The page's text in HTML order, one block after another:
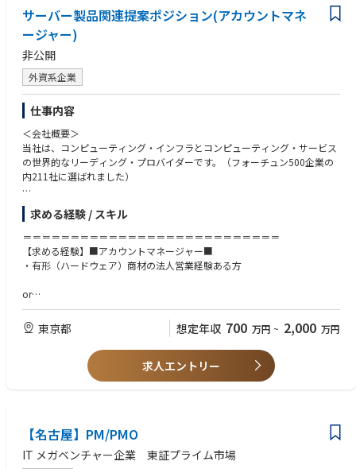
■自律思考型 AIエージェントを目指した戦略立案から コンサルティングま
でワンストップで提供
Gen-AX株式会社では、自社データを活用して賢く育てていく、照会応答を
支援するプロダクトである『X-Boost（クロスブースト）』の提供に加
え、自律思考型AIの音声応対ソリューション『X-Ghost（クロスゴース
ト）』の正式提供を開始しました。（2025年11月）
自律思考型 企業向けAIエージェントのサービス開発／提供とともに、業務
に組み込んでいく際に必要となるAI時代に適した「業務刷新の戦略／ロー
ドマップの策定、生成AI ReadyなKPIの設計・データモデルの設計、組織
設計」のコンサルティングサービスを一気通貫で提供いたします。
■ナレッジ伴走型AIオペレーター 『X-Boost（クロスブースト）』
金融、小売り／サービス、製造業を中心としたコンタクトセンターなどの
問い合わせ業務において複雑なB to B to Cの照会応答業務の効率化を目的
とした、生成AI SaaSプラットフォームです。
X-Boost プロダクトページ
https://x-boost.gen-ax.co.jp/
自律型AIオペレーター『X-Ghost（クロスゴースト）』の正式提供を開始
しました。（2025年11月）コンタクトセンターにおけるさまざまな問い
合わせに対し、AIオペレーターとして自律思考型で、人間らしい自然な会
話で音声対話を行い、人間のオペレーターと共に企業の価値貢献を担うこ
とを目指します。
X-Ghost プレスリリース
https://www.gen-ax.co.jp/news/press/20251110-01/
■Mission
自律に自立を融合し、次の"流れ"を生成する
・Pythonを用いたデータ処理、特徴量エンジニアリング、評価設計の高度
化・標準化
・本番運用を見据えたMLOps設計、モデルの継続的改善と運用支援
・AIコンサルタントや顧客と連携した、分析方針の策定・技術提案・要件
定義
・ジュニア・ミドル層のデータサイエンティストへの技術的支援・コード
レビュー・育成
・社内外で再利用可能な分析パターン・技術資産・プロダクトの企画・設
計・蓄積
【プロジェクト事例】
・市場分析モデルの開発・運用支援
・AutoMLツールの評価・導入に向けた技術検証
GenGAを活用）
・データ分析基盤構想におけるモデル実装・評価フローの設計・技術検討
・グループ横断でのデータ活用に向けたモデリング実証（PoC）支援
同社の中核事業の1つであるAI・データ事業では、実際に現場で使われビ
ーが、データ活用支援（分析支援、基盤構築支援、組織作り支援、育成支
ります。社内にはAI・データ分析組織をゼロから立ち上げてきたメンバー
や、高度なデータ分析技術を用いて大きな価値を生み出すAI・機械学習モ
クトが評価され日本経済新聞「活躍が期待されるAIスタートアップ」に選
定されました。
・応用数学・情報科学・計量経済学などの修士課程修了
・技術文書の読解・基本的なビジネス英語でのコミュニケーション力
＜求める人物像＞
・分析やモデル開発を通じて、事業や現場に直接的なインパクトを生み出
したい方
・課題設定からモデル設計、実装・運用までを自走して完遂できる推進力
のある方
・チームメンバーと積極的に協働しながら、技術的なリーダーシップを発
揮できる方
・実務から得た知見を体系化し、再現性のある仕組みやプロダクトとして
残していける方
サーバー製品関連提案ポジション(アカウントマネ
ージャー)
非公開
外資系企業
仕事内容
＜会社概要＞
当社は、コンピューティング・インフラとコンピューティング・サービス
の世界的なリーディング・プロバイダーです。（フォーチュン500企業の
内211社に選ばれました）
＜主な業務内容・想定ポジション＞
日本市場における事業拡大に向け、サーバー製品をメインに、中長期的な
視点で顧客との関係構築を行い、ニーズの把握から最適なソリューション
提案、導入支援まで一貫して携わっていただきます。
います。
・アカウントマネージャー（もしくはプリセールス）：主要顧客のアカウ
ントマネジメントおよびビジネス拡大
日本市場は現在も順調に成長を続けており、事業拡大フェーズならではの
また、将来的なキャリアパスも多様で、営業・技術いずれの方向でも専門
性を高めていける点が大きな魅力です。
求める経験 / スキル
＝＝＝＝＝＝＝＝＝＝＝＝＝＝＝＝＝＝＝＝＝＝＝＝＝＝＝
【求める経験】■アカウントマネージャー■
・有形（ハードウェア）商材の法人営業経験ある方
or
【求める経験】■プリセールス■
・サーバー製品知識
・サーバー設定、操作の実務経験
・RHEL (RedHat 企業版）、VMware、HCIに関するスキル
＝＝＝＝＝＝＝＝＝＝＝＝＝＝＝＝＝＝＝＝＝＝＝＝＝＝＝
・IT、インターネット、キャリア通信関連業界、教育機関、大学関連もし
くは科学機関関連の人脈がある方は優遇
東京都 想定年収 700 万円 ~ 2,000 万円
求人エントリー
【名古屋】PM/PMO
IT メガベンチャー企業 東証プライム市場